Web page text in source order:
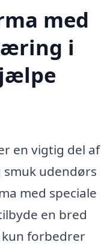
med
i
en vigtig del af
udendørs
med speciale
en bred
forbedrer